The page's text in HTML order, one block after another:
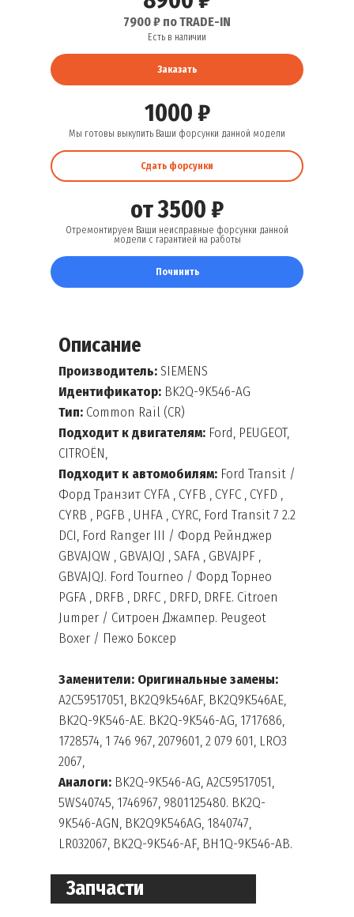
от 3500 ₽
Починить
Отремонтируем Ваши неисправные форсунки данной
модели с гарантией на работы
1000 ₽
Сдать форсунки
Мы готовы выкупить Ваши форсунки данной модели
7900 ₽ по TRADE-IN
Заказать
Есть в наличии
Описание
Производитель:SIEMENS
Идентификатор: BK2Q-9K546-AG
Тип: Common Rail (CR)
Подходит к двигателям: Ford, PEUGEOT,
CITROËN,
Подходит к автомобилям: Ford Transit /
Форд Транзит CYFA , CYFB , CYFC , CYFD ,
CYRB , PGFB , UHFA , CYRC, Ford Тransit 7 2.2
DCI, Ford Ranger III / Форд Рейнджер
GBVAJQW , GBVAJQJ , SAFA , GBVAJPF ,
GBVAJQJ. Ford Tourneo / Форд Торнео
PGFA , DRFB , DRFC , DRFD, DRFE. Citroen
Jumper / Ситроен Джампер. Peugeot
Boxer / Пежо Боксер
Заменители: Оригинальныезамены:
A2C59517051, BK2Q9k546AF, BK2Q9K546AE,
BK2Q-9K546-AE. BK2Q-9K546-AG, 1717686,
1728574, 1 746 967, 2079601, 2 079 601, LRO3
2067,
Аналоги: BK2Q-9K546-AG, A2C59517051,
5WS40745, 1746967, 9801125480. BK2Q-
9K546-AGN, BK2Q9K546AG, 1840747,
LR032067, BK2Q-9K546-AF, BH1Q-9K546-AB.
Запчасти